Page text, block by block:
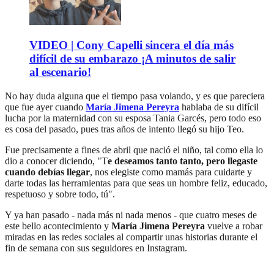
VIDEO | Cony Capelli sincera el día más
difícil de su embarazo ¡A minutos de salir
al escenario!
No hay duda alguna que el tiempo pasa volando, y es que pareciera
que fue ayer cuando María Jimena Pereyra hablaba de su difícil
lucha por la maternidad con su esposa Tania Garcés, pero todo eso
es cosa del pasado, pues tras años de intento llegó su hijo Teo.
Fue precisamente a fines de abril que nació el niño, tal como ella lo
dio a conocer diciendo, "Te deseamos tanto tanto, pero llegaste
cuando debías llegar, nos elegiste como mamás para cuidarte y
darte todas las herramientas para que seas un hombre feliz, educado,
respetuoso y sobre todo, tú".
Y ya han pasado - nada más ni nada menos - que cuatro meses de
este bello acontecimiento y María Jimena Pereyra vuelve a robar
miradas en las redes sociales al compartir unas historias durante el
fin de semana con sus seguidores en Instagram.